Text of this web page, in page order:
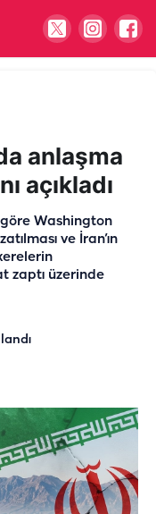
anlaşma
açıkladı
Washington
ve İran’ın
zaptı üzerinde
sopalı kavga!